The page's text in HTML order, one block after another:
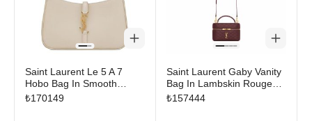
Saint Laurent Le 5 A 7
Hobo Bag In Smooth
Leather Blanc Vintage
₺170149
Saint Laurent Gaby Vanity
Bag In Lambskin Rouge
Cabernet
₺157444